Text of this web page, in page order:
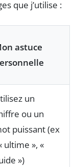
que j’utilise :
astuce
un
ou un
puissant (ex
ultime », «
»)